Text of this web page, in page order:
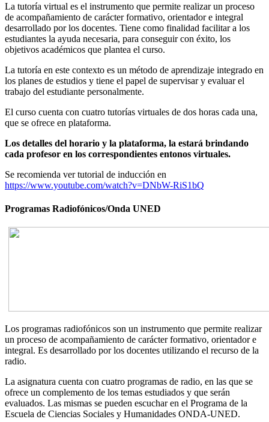
La tutoría virtual es el instrumento que permite realizar un proceso
de acompañamiento de carácter formativo, orientador e integral
desarrollado por los docentes. Tiene como finalidad facilitar a los
estudiantes la ayuda necesaria, para conseguir con éxito, los
objetivos académicos que plantea el curso.
La tutoría en este contexto es un método de aprendizaje integrado en
los planes de estudios y tiene el papel de supervisar y evaluar el
trabajo del estudiante personalmente.
El curso cuenta con cuatro tutorías virtuales de dos horas cada una,
que se ofrece en plataforma.
Los detalles del horario y la plataforma, la estará brindando
cada profesor en los correspondientes entonos virtuales.
Se recomienda ver tutorial de inducción en
https://www.youtube.com/watch?v=DNbW-RiS1bQ
Programas Radiofónicos/Onda UNED
Los programas radiofónicos son un instrumento que permite realizar
un proceso de acompañamiento de carácter formativo, orientador e
integral. Es desarrollado por los docentes utilizando el recurso de la
radio.
La asignatura cuenta con cuatro programas de radio, en las que se
ofrece un complemento de los temas estudiados y que serán
evaluados. Las mismas se pueden escuchar en el Programa de la
Escuela de Ciencias Sociales y Humanidades ONDA-UNED.